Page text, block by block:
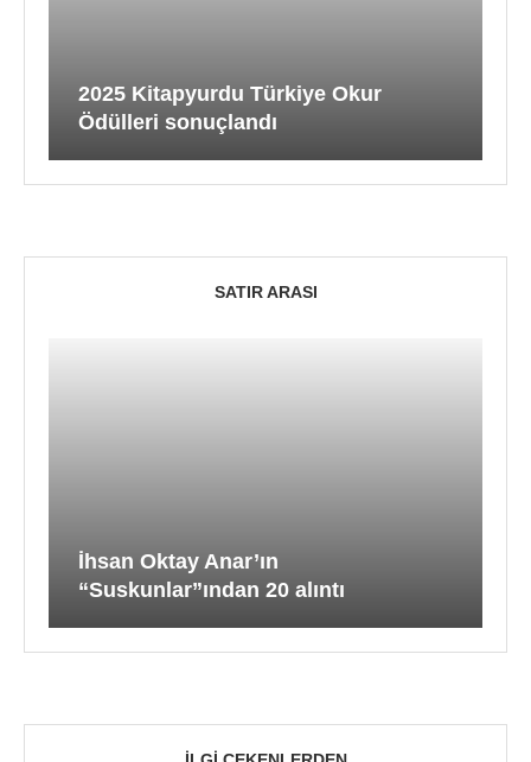
2025 Kitapyurdu Türkiye Okur
Ödülleri sonuçlandı
SATIR ARASI
İhsan Oktay Anar’ın
“Suskunlar”ından 20 alıntı